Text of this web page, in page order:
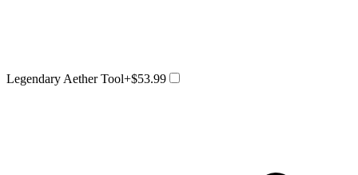
Legendary Aether Tool+$53.99